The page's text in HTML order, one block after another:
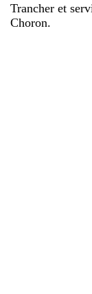
Trancher et
Choron.